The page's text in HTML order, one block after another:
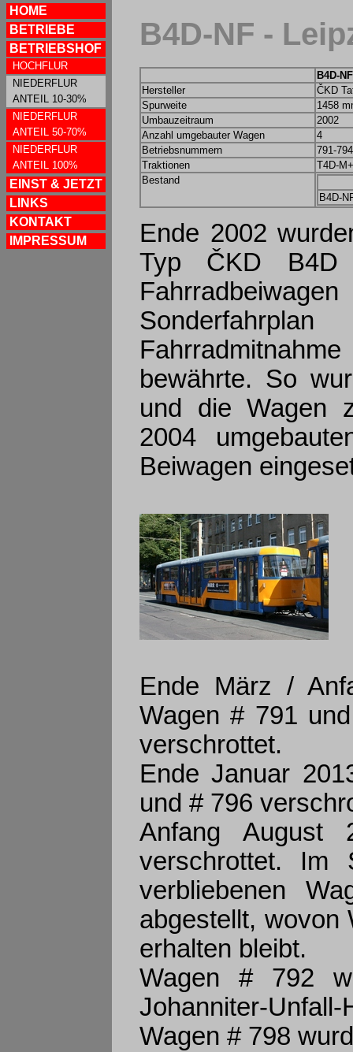
HOME
BETRIEBE
BETRIEBSHOF
HOCHFLUR
NIEDERFLUR
ANTEIL 10-30%
NIEDERFLUR
ANTEIL 50-70%
NIEDERFLUR
ANTEIL 100%
EINST & JETZT
LINKS
KONTAKT
IMPRESSUM
B4D-NF -
B4D-NF
Hersteller
ČKD
Spurweite
1458
Umbauzeitraum
2002
Anzahl umgebauter Wagen
4
Betriebsnummern
791-794
Traktionen
T4D-
Bestand
B4D-
Ende 2002
Typ ČKD B4D
bewährte. So
und die Wagen
2004
Beiwagen
Ende März /
Wagen # 791
verschrottet.
Ende Januar
und # 796
Anfang
verschrottet. Im
verbliebenen
abgestellt, wovon
erhalten bleibt.
Wagen # 792
Johanniter-
Wagen # 798